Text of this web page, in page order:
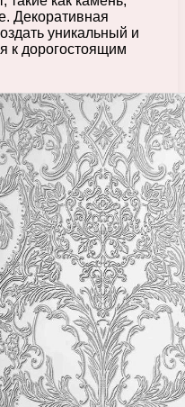
Декоративная
уникальный и
к дорогостоящим